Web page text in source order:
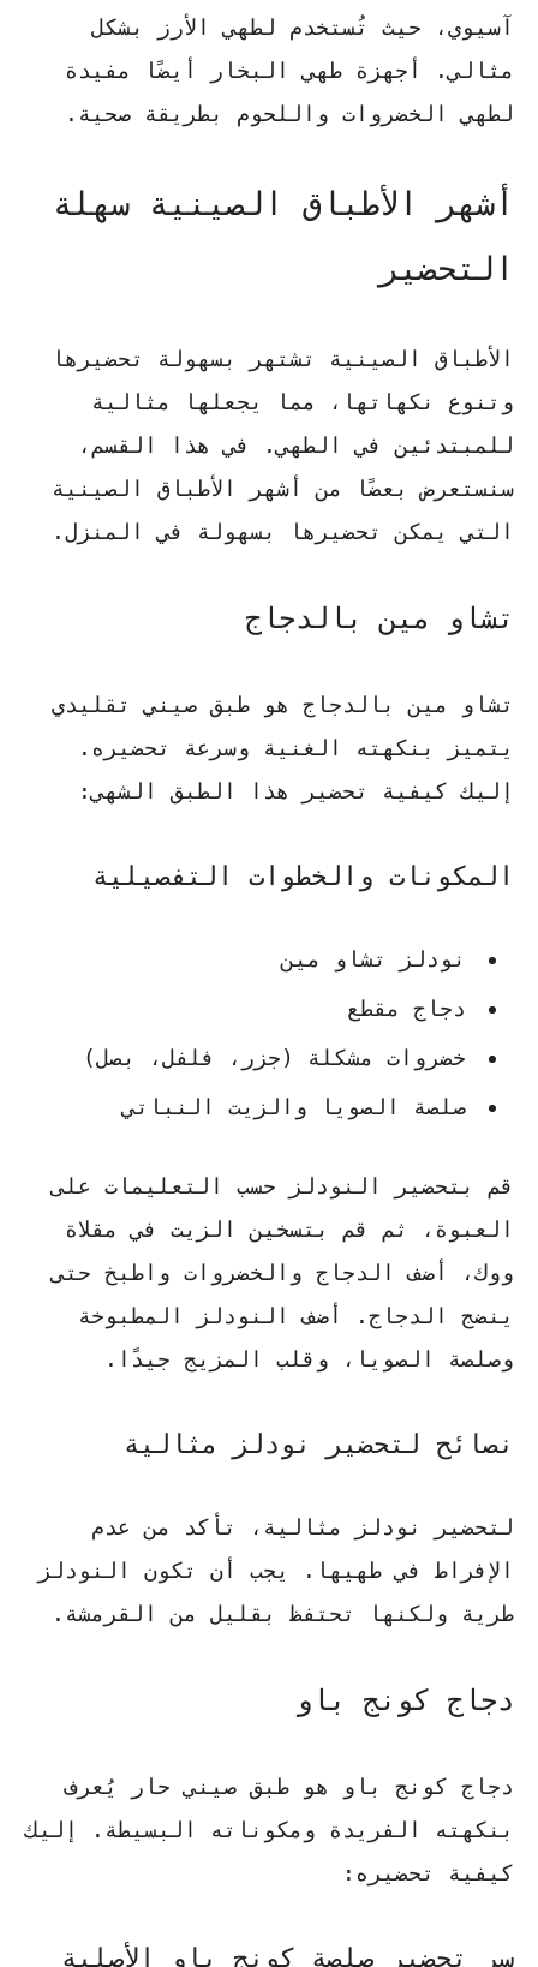
آسيوي، حيث تُستخدم لطهي الأرز بشكل
مثالي. أجهزة طهي البخار أيضًا مفيدة
لطهي الخضروات واللحوم بطريقة صحية.
أشهر الأطباق الصينية سهلة
التحضير
الأطباق الصينية تشتهر بسهولة تحضيرها
وتنوع نكهاتها، مما يجعلها مثالية
للمبتدئين في الطهي. في هذا القسم،
سنستعرض بعضًا من أشهر الأطباق الصينية
التي يمكن تحضيرها بسهولة في المنزل.
تشاو مين بالدجاج
تشاو مين بالدجاج هو طبق صيني تقليدي
يتميز بنكهته الغنية وسرعة تحضيره.
إليك كيفية تحضير هذا الطبق الشهي:
المكونات والخطوات التفصيلية
نودلز تشاو مين
دجاج مقطع
خضروات مشكلة (جزر، فلفل، بصل)
صلصة الصويا والزيت النباتي
قم بتحضير النودلز حسب التعليمات على
العبوة، ثم قم بتسخين الزيت في مقلاة
ووك، أضف الدجاج والخضروات واطبخ حتى
ينضج الدجاج. أضف النودلز المطبوخة
وصلصة الصويا، وقلب المزيج جيدًا.
نصائح لتحضير نودلز مثالية
لتحضير نودلز مثالية، تأكد من عدم
الإفراط في طهيها. يجب أن تكون النودلز
طرية ولكنها تحتفظ بقليل من القرمشة.
دجاج كونج باو
دجاج كونج باو هو طبق صيني حار يُعرف
بنكهته الفريدة ومكوناته البسيطة. إليك
كيفية تحضيره:
سر تحضير صلصة كونج باو الأصلية